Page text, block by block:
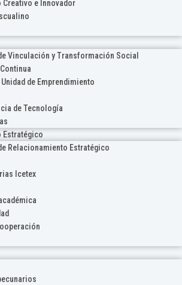
Creativo e Innovador
Vinculación y Transformación Social
de Emprendimiento
de Tecnología
Estratégico
Relacionamiento Estratégico
Icetex